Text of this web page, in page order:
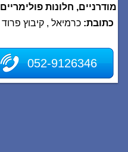
מודרניים, חלונות פולימריים
כתובת: כרמיאל , קיבוץ פרוד
052-9126346